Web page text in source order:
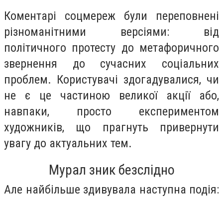
Коментарі соцмереж були переповнені
різноманітними версіями: від
політичного протесту до метафоричного
звернення до сучасних соціальних
проблем. Користувачі здогадувалися, чи
не є це частиною великої акції або,
навпаки, просто експериментом
художників, що прагнуть привернути
увагу до актуальних тем.
Мурал зник безслідно
Але найбільше здивувала наступна подія: